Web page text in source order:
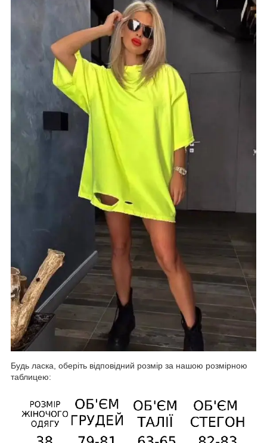
Будь ласка, оберіть відповідний розмір за нашою розмірною
таблицею: